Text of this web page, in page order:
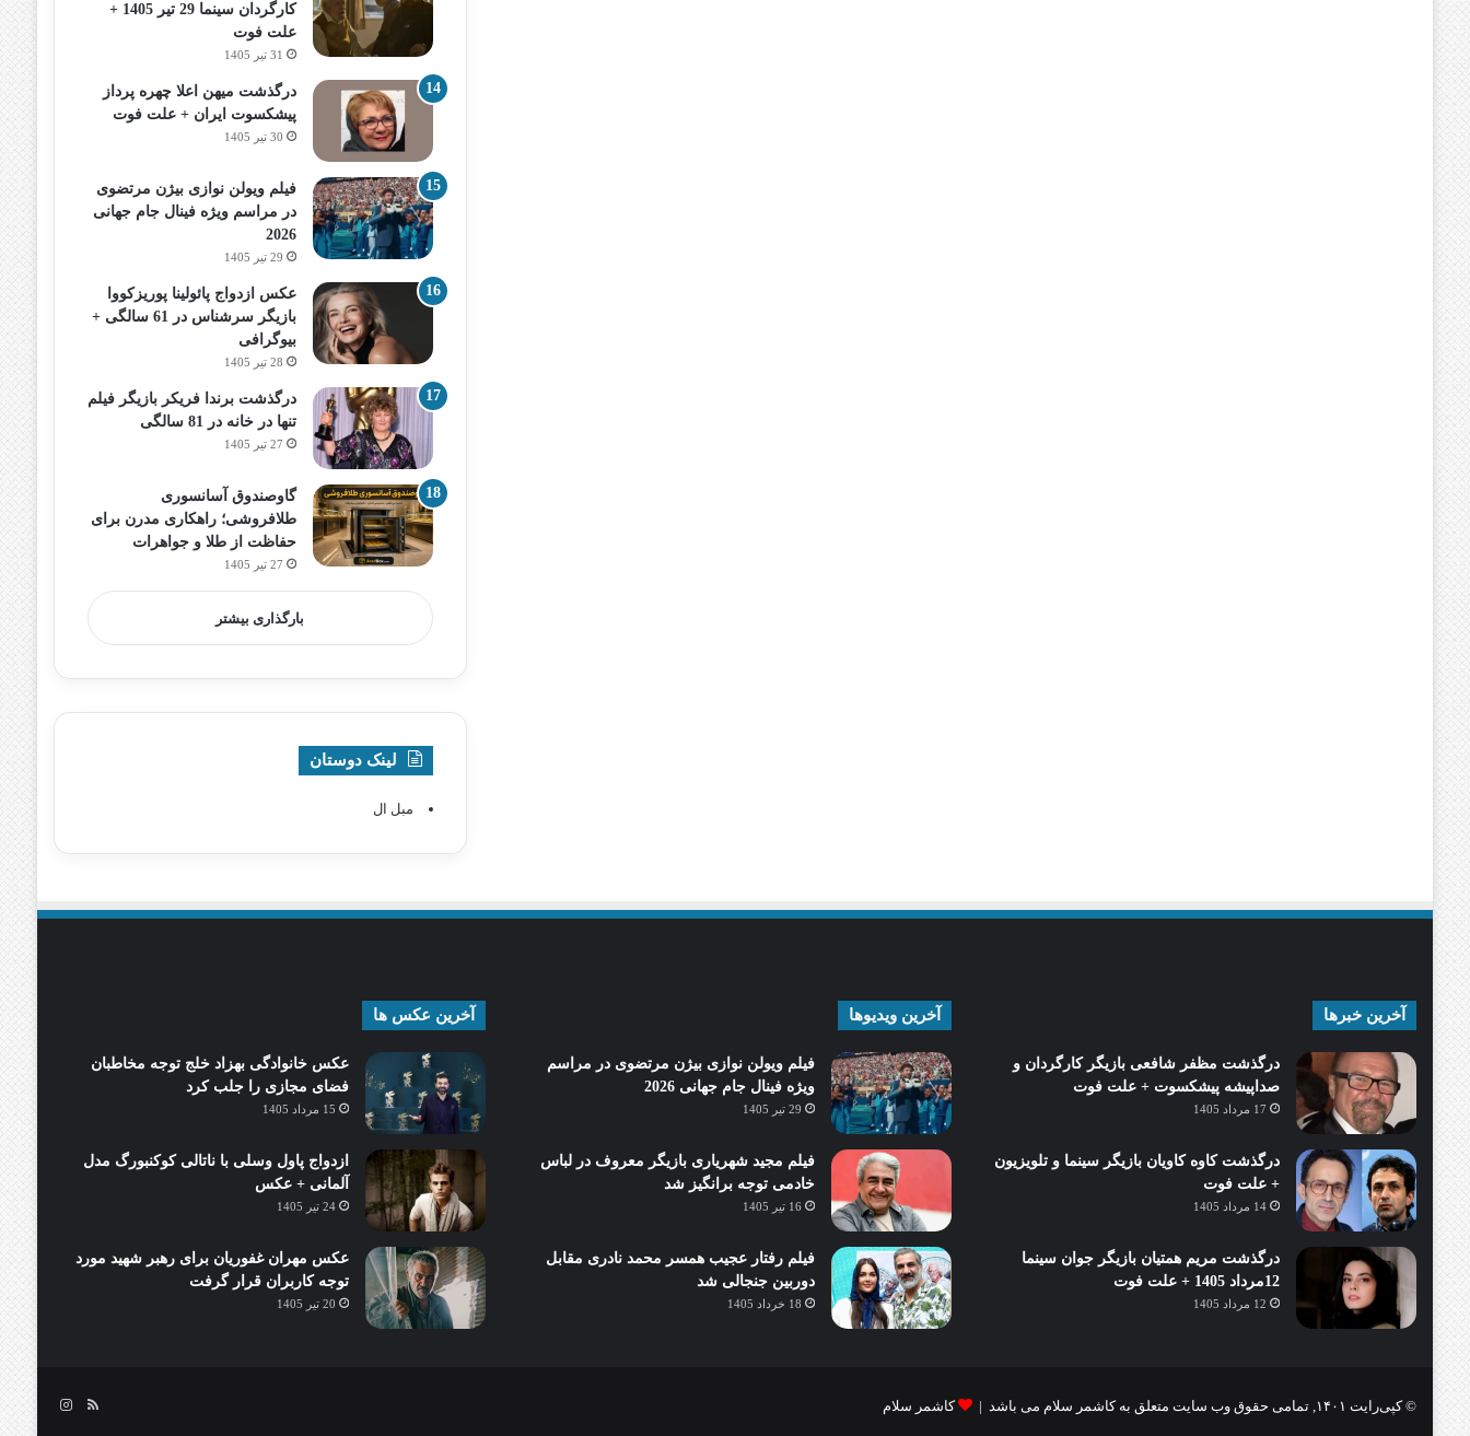
کارگردان سینما 29 تیر 1405 +
علت فوت
31 تیر 1405
درگذشت میهن اعلا چهره پرداز
پیشکسوت ایران + علت فوت
30 تیر 1405
فیلم ویولن نوازی بیژن مرتضوی
در مراسم ویژه فینال جام جهانی
2026
29 تیر 1405
عکس ازدواج پائولینا پوریزکووا
بازیگر سرشناس در 61 سالگی +
بیوگرافی
28 تیر 1405
درگذشت برندا فریکر بازیگر فیلم
تنها در خانه در 81 سالگی
27 تیر 1405
گاوصندوق آسانسوری
طلافروشی؛ راهکاری مدرن برای
حفاظت از طلا و جواهرات
27 تیر 1405
بارگذاری بیشتر
لینک دوستان
مبل ال
آخرین خبرها
درگذشت مظفر شافعی بازیگر کارگردان و
صداپیشه پیشکسوت + علت فوت
17 مرداد 1405
درگذشت کاوه کاویان بازیگر سینما و تلویزیون
+ علت فوت
14 مرداد 1405
درگذشت مریم همتیان بازیگر جوان سینما
12مرداد 1405 + علت فوت
12 مرداد 1405
آخرین ویدیوها
فیلم ویولن نوازی بیژن مرتضوی در مراسم
ویژه فینال جام جهانی 2026
29 تیر 1405
فیلم مجید شهریاری بازیگر معروف در لباس
خادمی توجه برانگیز شد
16 تیر 1405
فیلم رفتار عجیب همسر محمد نادری مقابل
دوربین جنجالی شد
18 خرداد 1405
آخرین عکس ها
عکس خانوادگی بهزاد خلج توجه مخاطبان
فضای مجازی را جلب کرد
15 مرداد 1405
ازدواج پاول وسلی با ناتالی کوکنبورگ مدل
آلمانی + عکس
24 تیر 1405
عکس مهران غفوریان برای رهبر شهید مورد
توجه کاربران قرار گرفت
20 تیر 1405
© کپی‌رایت ۱۴۰۱, تمامی حقوق وب سایت متعلق به کاشمر سلام می باشد | کاشمر سلام خوراکاینستاگرام